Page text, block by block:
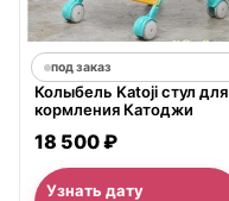
под заказ
Колыбель Katoji стул для
кормления Катоджи
18 500 ₽
Узнать дату